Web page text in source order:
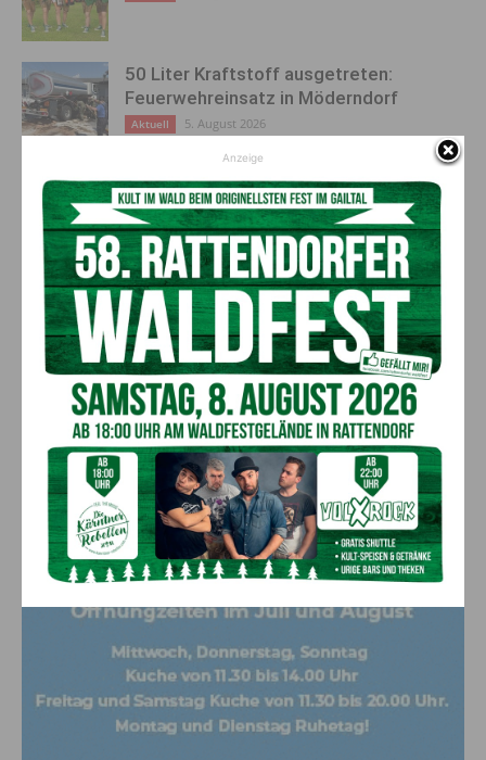
50 Liter Kraftstoff ausgetreten:
Feuerwehreinsatz in Möderndorf
Aktuell 5. August 2026
Großeinsatz in Arnoldstein:
Grenzüberschreitende Suchaktion nach
Schweizer (67)
Aktuell 5. August 2026
Anzeige
Anzeige